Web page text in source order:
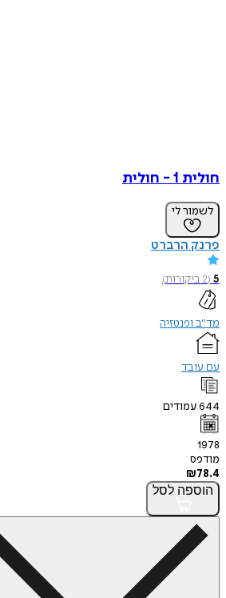
חולית 1 - חולית
לשמור לי
פרנק הרברט
5
(
2ביקורות)
מד"ב ופנטזיה
עם עובד
644עמודים
1978
מודפס
₪78.4
הוספה לסל